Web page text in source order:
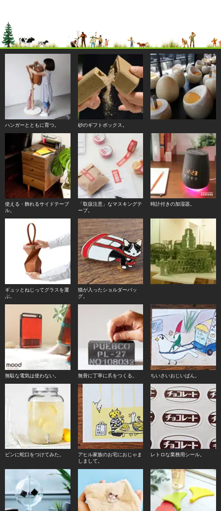
ハンガーとともに育つ。 砂のギフトボックス。
使える・飾れるサイドテーブ
ル。
「取扱注意」なマスキングテ
ープ。
時計付きの加湿器。
ギュッとねじってグラスを運
ぶ。
猫が入ったショルダーバッ
グ。
無駄な電気は使わない。 無骨に丁寧に爪をつくる。 ちいさいおじいぱん。
ビンに蛇口をつけてみた。
アヒル家族のお宅におじゃま
しまして。
レトロな業務用シール。